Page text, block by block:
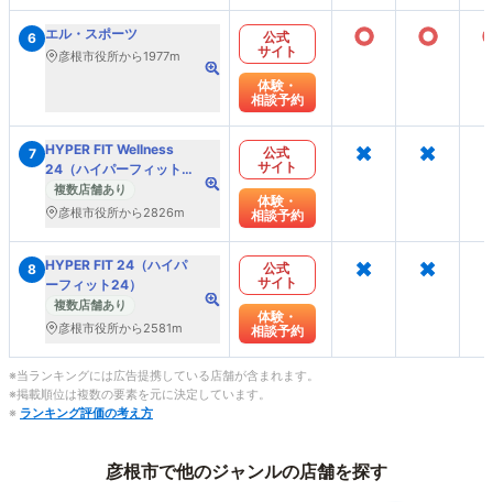
6 エル・スポーツ
彦根市役所から1977m
公式
サイト
体験・
相談予約
○ ○
7 HYPER FIT Wellness
24（ハイパーフィットウ
ェルネス24）
複数店舗あり
彦根市役所から2826m
公式
サイト
体験・
相談予約
× ×
8 HYPER FIT 24（ハイパ
ーフィット24）
複数店舗あり
彦根市役所から2581m
公式
サイト
体験・
相談予約
× ×
※当ランキングには広告提携している店舗が含まれます。
※掲載順位は複数の要素を元に決定しています。
※ ランキング評価の考え方
彦根市で他のジャンルの店舗を探す